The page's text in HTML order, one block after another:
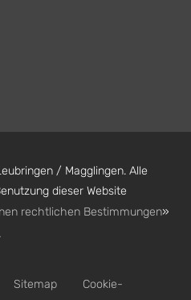
/ Magglingen. Alle
dieser Website
rechtlichen Bestimmungen»
Sitemap
Cookie-